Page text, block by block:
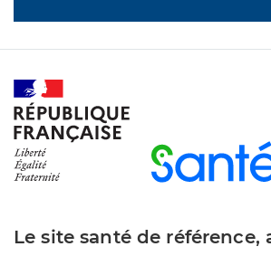
Le site santé de référence,